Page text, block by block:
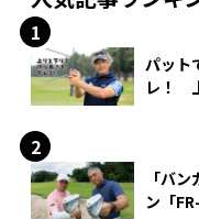
パット
レ！
「バ
ン「